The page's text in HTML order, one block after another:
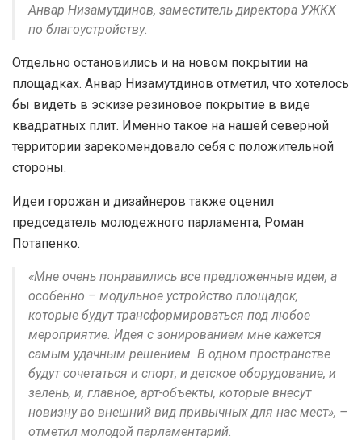
Анвар Низамутдинов, заместитель директора УЖКХ
по благоустройству.
Отдельно остановились и на новом покрытии на
площадках. Анвар Низамутдинов отметил, что хотелось
бы видеть в эскизе резиновое покрытие в виде
квадратных плит. Именно такое на нашей северной
территории зарекомендовало себя с положительной
стороны.
Идеи горожан и дизайнеров также оценил
председатель молодежного парламента, Роман
Потапенко.
«Мне очень понравились все предложенные идеи, а
особенно – модульное устройство площадок,
которые будут трансформироваться под любое
мероприятие. Идея с зонированием мне кажется
самым удачным решением. В одном пространстве
будут сочетаться и спорт, и детское оборудование, и
зелень, и, главное, арт-объекты, которые внесут
новизну во внешний вид привычных для нас мест», –
отметил молодой парламентарий.